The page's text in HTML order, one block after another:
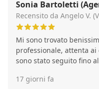
Sonia Bartoletti
Recensito da Angelo V.
Mi sono trovato
professionale, attenta
sono stato seguito fino
17 giorni fa